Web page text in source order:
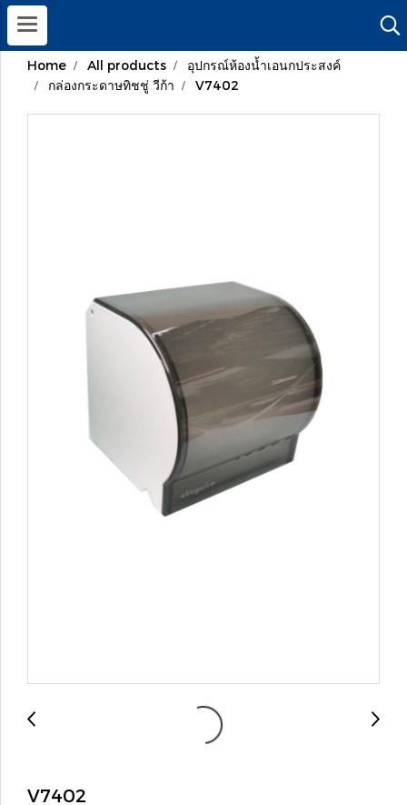
Home All products
อุปกรณ์ห้องน้ำเอนกประสงค์
กล่องกระดาษทิชชู่ วีก้า
V7402
V7402